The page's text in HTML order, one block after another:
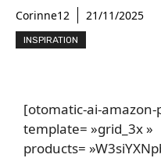
Corinne12 21/11/2025
INSPIRATION
[otomatic-ai-
template= »grid_3x »
products=